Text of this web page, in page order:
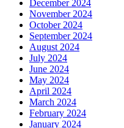
December 2024
November 2024
October 2024
September 2024
August 2024
July 2024
June 2024
May 2024
April 2024
March 2024
February 2024
January 2024